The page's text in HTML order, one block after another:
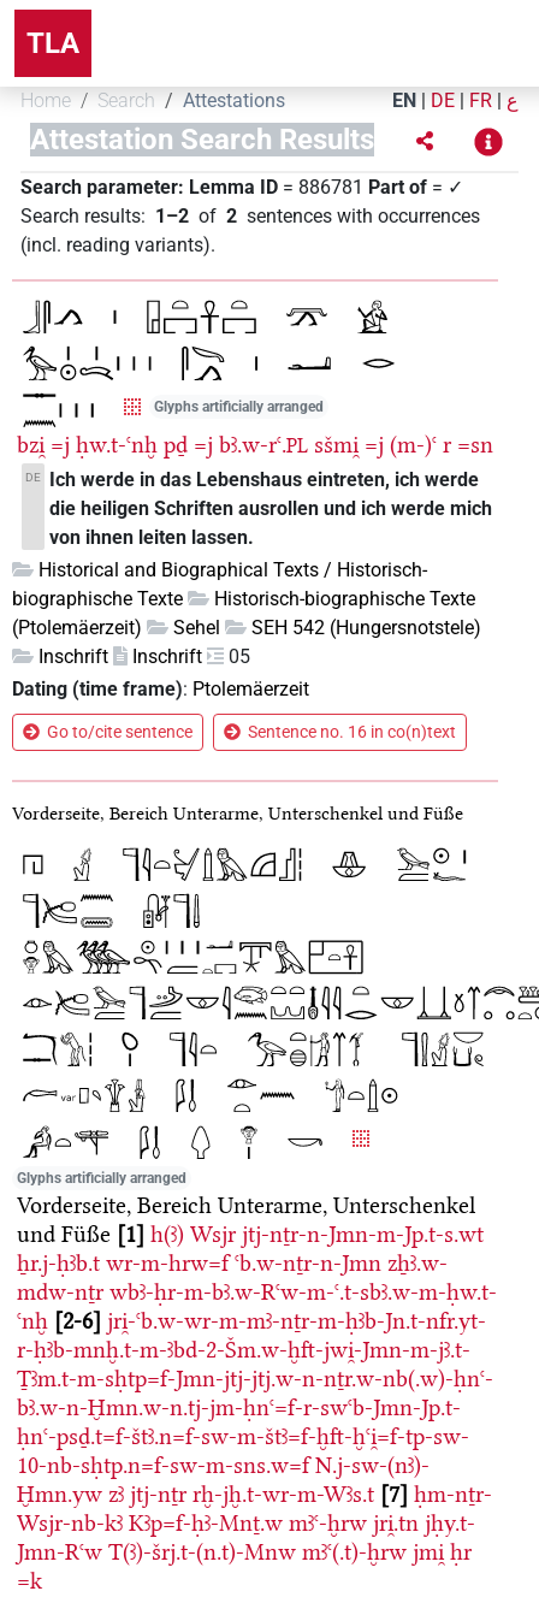
TLA
Home Search Attestations EN | DE | FR | ع
Attestation Search Results
Search parameter: Lemma ID = 886781 Part of = ✓
Search results: 1–2 of 2 sentences with occurrences
(incl. reading variants).
Glyphs artificially arranged
bzi̯ =j ḥw.t-ꜥnḫ pḏ =j bꜣ.w-rꜥ.PL sšmi̯ =j (m-)ꜥ r =sn
DE
Ich werde in das Lebenshaus eintreten, ich werde
die heiligen Schriften ausrollen und ich werde mich
von ihnen leiten lassen.
Historical and Biographical Texts / Historisch-
biographische Texte
Historisch-biographische Texte
(Ptolemäerzeit)
Sehel
SEH 542 (Hungersnotstele)
Inschrift
Inschrift
05
Dating (time frame): Ptolemäerzeit
Go to/cite sentence Sentence no. 16 in co(n)text
Vorderseite, Bereich Unterarme, Unterschenkel und Füße
Glyphs artificially arranged
Vorderseite, Bereich Unterarme, Unterschenkel
und Füße 1 h(ꜣ) Wsjr jtj-nṯr-n-Jmn-m-Jp.t-s.wt
ẖr.j-ḥꜣb.t wr-m-hrw=f ꜥb.w-nṯr-n-Jmn zẖꜣ.w-
mdw-nṯr wbꜣ-ḥr-m-bꜣ.w-Rꜥw-m-ꜥ.t-sbꜣ.w-m-ḥw.t-
ꜥnḫ 2-6 jri̯-ꜥb.w-wr-m-mꜣ-nṯr-m-ḥꜣb-Jn.t-nfr.yt-
r-ḥꜣb-mnḫ.t-m-ꜣbd-2-Šm.w-ḫft-jwi̯-Jmn-m-jꜣ.t-
Ṯꜣm.t-m-sḥtp=f-Jmn-jtj-jtj.w-n-nṯr.w-nb(.w)-ḥnꜥ-
bꜣ.w-n-Ḫmn.w-n.tj-jm-ḥnꜥ=f-r-swꜥb-Jmn-Jp.t-
ḥnꜥ-psḏ.t=f-štꜣ.n=f-sw-m-štꜣ=f-ḫft-ḫꜥi̯=f-tp-sw-
10-nb-sḥtp.n=f-sw-m-sns.w=f N.j-sw-(nꜣ)-
Ḫmn.yw zꜣ jtj-nṯr rḫ-jḫ.t-wr-m-Wꜣs.t 7 ḥm-nṯr-
Wsjr-nb-kꜣ Kꜣp=f-ḥꜣ-Mnṯ.w mꜣꜥ-ḫrw jri̯.tn jḥy.t-
Jmn-Rꜥw T(ꜣ)-šrj.t-(n.t)-Mnw mꜣꜥ(.t)-ḫrw jmi̯ ḥr
=k